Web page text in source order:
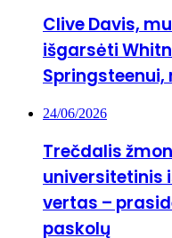
Clive Davis,
išgarsėti
24/06/2026
Trečdalis
universitetinis
vertas –
paskolų